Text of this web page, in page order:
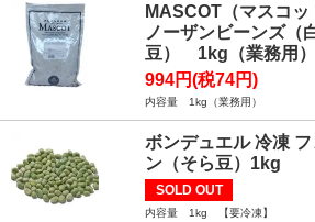
MASCOT（マスコッ
ノーザンビーンズ（
豆） 1kg（業務用）
994円(税74円)
内容量 1kg（業務用）
ボンデュエル 冷凍
ン（そら豆）1kg
SOLD OUT
内容量 1kg 【要冷凍】